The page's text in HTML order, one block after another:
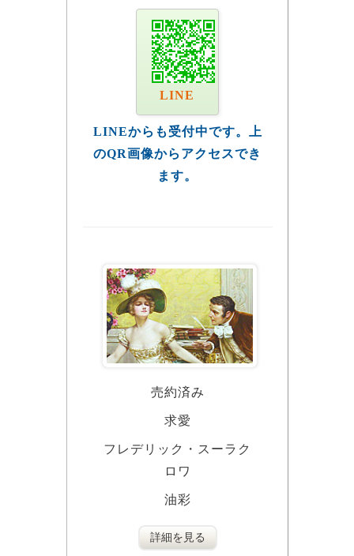
LINE
LINEからも受付中です。上
のQR画像からアクセスでき
ます。
売約済み
求愛
フレデリック・スーラク
ロワ
油彩
詳細を見る